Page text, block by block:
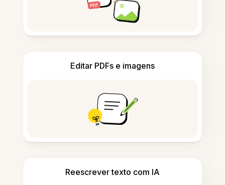
Editar PDFs e imagens
Reescrever texto com IA